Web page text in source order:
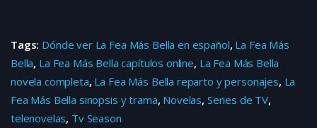
Tags: Dónde ver La Fea Más Bella en español, La Fea Más
Bella, La Fea Más Bella capítulos online, La Fea Más Bella
novela completa, La Fea Más Bella reparto y personajes, La
Fea Más Bella sinopsis y trama, Novelas, Series de TV,
telenovelas, Tv Season